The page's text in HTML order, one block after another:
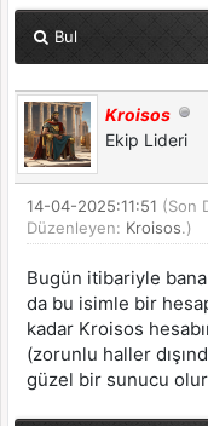
Bul
Kroisos
Ekip Lideri
14-04-2025:11:51 (Son
Düzenleyen: Kroisos.)
Bugün itibariyle
da bu isimle bir
kadar Kroisos
(zorunlu haller
güzel bir sunucu